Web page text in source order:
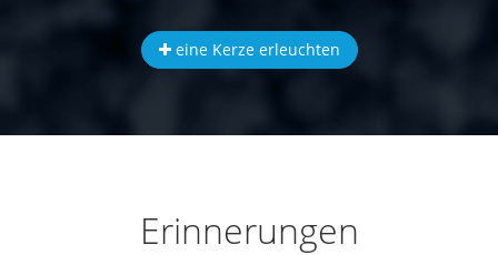
eine Kerze erleuchten
Erinnerungen